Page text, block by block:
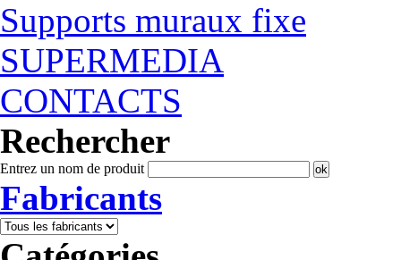
Supports muraux fixe
SUPERMEDIA
CONTACTS
Rechercher
Entrez un nom de produit
Fabricants